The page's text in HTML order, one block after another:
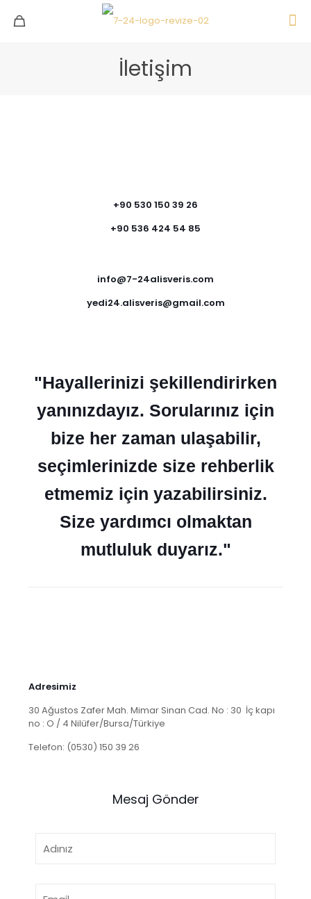
İletişim
+90 530 150 39 26
+90 536 424 54 85
info@7-24alisveris.com
yedi24.alisveris@gmail.com
"Hayallerinizi şekillendirirken
yanınızdayız. Sorularınız için
bize her zaman ulaşabilir,
seçimlerinizde size rehberlik
etmemiz için yazabilirsiniz.
Size yardımcı olmaktan
mutluluk duyarız."
Adresimiz
30 Ağustos Zafer Mah. Mimar Sinan Cad. No : 30 İç kapı
no : O / 4 Nilüfer/Bursa/Türkiye
Telefon: (0530) 150 39 26
Mesaj Gönder